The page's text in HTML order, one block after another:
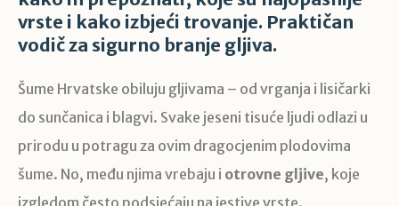
vrste i kako izbjeći trovanje. Praktičan
vodič za sigurno branje gljiva.
Šume Hrvatske obiluju gljivama – od vrganja i lisičarki
do sunčanica i blagvi. Svake jeseni tisuće ljudi odlazi u
prirodu u potragu za ovim dragocjenim plodovima
šume. No, među njima vrebaju i otrovne gljive, koje